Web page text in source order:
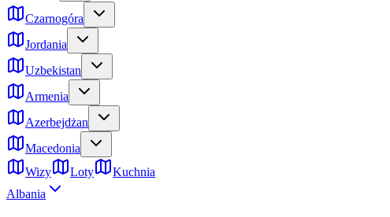
Czarnogóra
Jordania
Uzbekistan
Armenia
Azerbejdżan
Macedonia
Wizy
Loty
Kuchnia
Albania